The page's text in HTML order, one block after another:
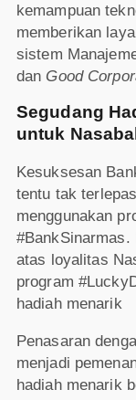
kemampuan
memberikan
sistem
dan Good
Segudang
untuk
Kesuksesan
tentu tak
menggunakan
atas loyalitas
program
hadiah menarik
Penasaran
menjadi
hadiah menarik